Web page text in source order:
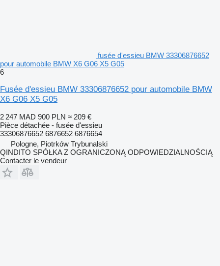
fusée d'essieu BMW 33306876652
pour automobile BMW X6 G06 X5 G05
6
Fusée d'essieu BMW 33306876652 pour automobile BMW
X6 G06 X5 G05
2 247 MAD 900 PLN ≈ 209 €
Pièce détachée - fusée d'essieu
33306876652 6876652 6876654
Pologne, Piotrków Trybunalski
QINDITO SPÓŁKA Z OGRANICZONĄ ODPOWIEDZIALNOŚCIĄ
Contacter le vendeur